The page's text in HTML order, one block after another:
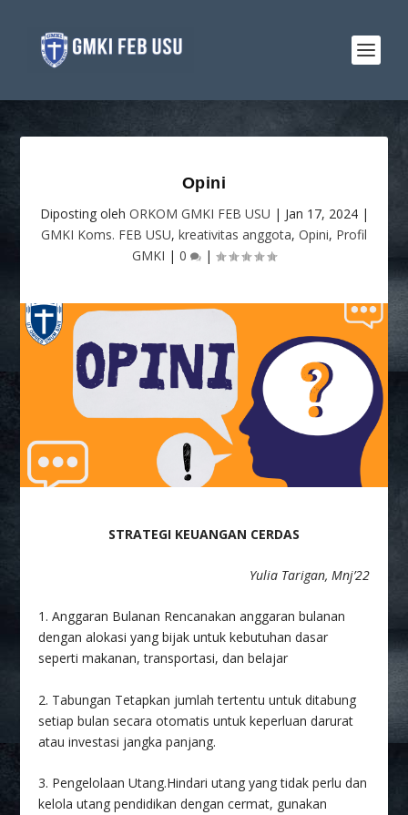
Opini
Diposting oleh ORKOM GMKI FEB USU | Jan 17, 2024|
GMKI Koms. FEB USU, kreativitas anggota, Opini, Profil
GMKI | 0 |
STRATEGI KEUANGAN CERDAS
Yulia Tarigan, Mnj’22
1. Anggaran Bulanan Rencanakan anggaran bulanan
dengan alokasi yang bijak untuk kebutuhan dasar
seperti makanan, transportasi, dan belajar
2. Tabungan Tetapkan jumlah tertentu untuk ditabung
setiap bulan secara otomatis untuk keperluan darurat
atau investasi jangka panjang.
3. Pengelolaan Utang.Hindari utang yang tidak perlu dan
kelola utang pendidikan dengan cermat, gunakan